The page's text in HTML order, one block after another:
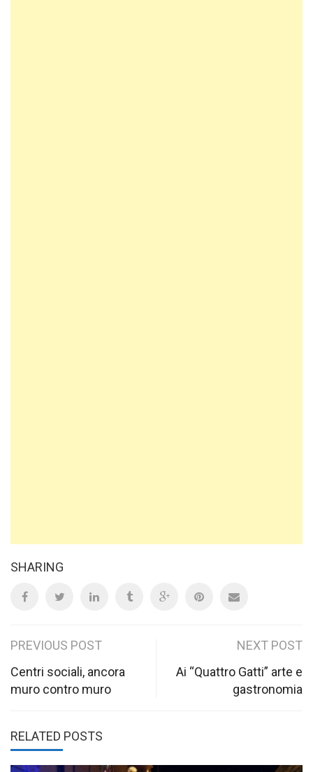
SHARING
Post
navigation
PREVIOUS POST
Centri sociali, ancora
muro contro muro
NEXT POST
Ai “Quattro Gatti” arte e
gastronomia
RELATED POSTS